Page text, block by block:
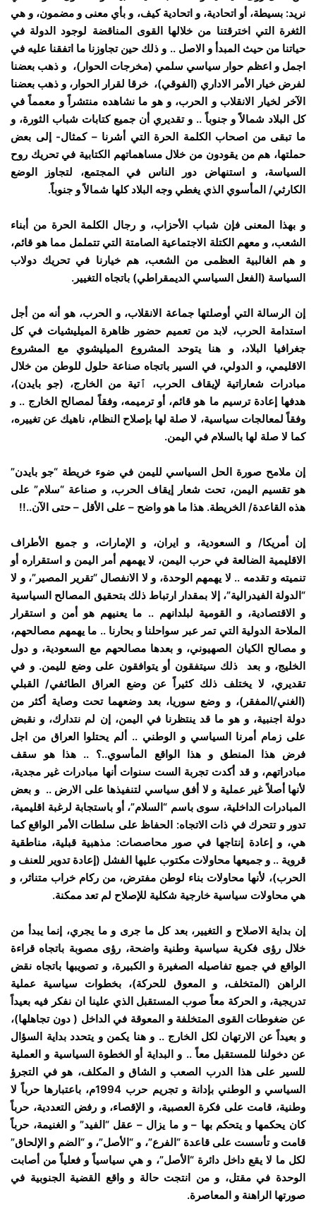
نريد: بسيطة، أو اتحادية، و اتحادية كيف، و بأي معنى و مضمون، و هي
الثغرة التي اخترقتنا من خلالها القوى المناقضة لوجود الدولة في
حياتنا من حيث المبدأ و الاصل .. و ذلك حين تجاوزنا ما اتفقنا عليه في
اجمل و اعظم حوار سياسي سلمي (مخرجات الحوار)، و ذهب بعضنا
لفرض خيار الأمر الاداري (الفوقي)، خرقا لقرار الحوار، و ذهب بعضنا
الآخر لخيار الانقلاب و الحرب، و هو ما نشاهده منتشراً و معمماً في
كل البلاد شمالاً و جنوباً .. و تقديري أن جميع كتابات شباب الثورة، و
ما تبقى من اصحاب الكلمة الحرة التي أشرنا – كمثال- إلى بعض
حملتها، هم من يقودون من خلال مساهماتهم الكتابية في تحريك روح
السياسة، و استنهاض دور الناس في المجتمع، لتجاوز الوضع
الكارثي/ المأسوي الذي يغطي وجه البلاد كلها شمالاً و جنوباً.
و بهذا المعنى فإن شباب الأحزاب، و رجال الكلمة الحرة من أبناء
الشعب، و معهم الكتلة الاجتماعية الصامتة التي تتململ مما هو قائم،
و هم الغالبية العظمى من الشعب، هم خيارنا في تحريك دولاب
السياسة (الفعل السياسي الديمقراطي) باتجاه التغيير.
إن الرسالة التي أوصلتها جماعة الانقلاب، و الحرب، هو أنه من أجل
استدامة الحرب، لابد من تعميم حضور ظاهرة الميليشيات في كل
جغرافيا البلاد، و هنا يتوحد المشروع الميليشوي مع المشروع
الاقليمي، و الدولي، في السير باتجاه صناعة حلول للوطن من خلال
مبادرات شعاراتية لإيقاف الحرب، ٱتية من الخارج، (جو بايدن)،
هدفها إعادة ترسيم ما هو قائم، أو ترميمه، وفقاً لمصالح الخارج .. و
وفقاً لمعالجات سياسية، لا صلة لها بإصلاح النظام، ناهيك عن تغييره،
كما لا صلة لها بالسلام في اليمن.
إن ملامح صورة الحل السياسي لليمن في ضوء خريطة “جو بايدن”
هو تقسيم اليمن، تحت شعار إيقاف الحرب، و صناعة “سلام” على
هذه القاعدة/ الخريطة. هذا ما هو واضح – على الأقل – حتى الآن..!!
إن أمريكا/ و السعودية، و ايران، و الإمارات، و جميع الأطراف
الاقليمية الضالعة في حرب اليمن، لا يهمهم أمر اليمن و استقراره أو
تنميته و تقدمه .. لا يهمهم الوحدة، و لا الانفصال “تقرير المصير”، و لا
“الدولة الفيدرالية”، إلا بمقدار ارتباط ذلك بتحقيق المصالح السياسية
و الاقتصادية، و القومية لبلدانهم .. ما يعنيهم هو أمن و استقرار
الملاحة الدولية التي تمر عبر سواحلنا و بحارنا .. ما يهمهم مصالحهم،
و مصالح الكيان الصهيوني، و بعدها مصالحهم مع السعودية، و دول
الخليج، و بعد ذلك سيتفقون أو يتوافقون على وضع لليمن. و في
تقديري، لا يختلف ذلك كثيراً عن وضع العراق الطائفي/ القبلي
(الغني/المفقر)، و وضع سوريا، بعد وضعهما تحت وصاية أكثر من
دولة اجنبية، و هو ما قد ينتظرنا في اليمن، إن لم نتدارك، و نقبض
على زمام أمرنا السياسي و الوطني .. ألم يحتلوا العراق من اجل
فرض هذا المنطق و هذا الواقع المأسوي..؟ .. هذا هو سقف
مبادراتهم، و قد أكدت تجربة الست سنوات أنها مبادرات غير مجدية،
لأنها أصلاً غير عملية و لا أفق سياسي لتنفيذها على الارض .. و بعض
المبادرات الداخلية، سوى باسم “السلام”، أو باستجابة لرغبة اقليمية،
تدور و تتحرك في ذات الاتجاه: الحفاظ على سلطات الأمر الواقع كما
هي، و إعادة إنتاجها في صور محاصصات: مذهبية قبلية، مناطقية
قروية .. و جميعها محاولات مكتوب عليها الفشل (إعادة تدوير للعنف و
الحرب)، لأنها محاولات بناء لوطن مفترض، من ركام خراب متناثر، و
هي محاولات سياسية خارجية شكلية للإصلاح لم تعد ممكنة.
إن بداية الاصلاح و التغيير، بعد كل ما جرى و ما يجري، إنما يبدأ من
خلال رؤى فكرية سياسية وطنية واضحة، رؤى مصوبة باتجاه قراءة
الواقع في جميع تفاصيله الصغيرة و الكبيرة، و تصويبها باتجاه نقض
الراهن (المتخلف، و المعوق للحركة)، بخطوات سياسية عملية
تدريجية، و الحركة معاً صوب المستقبل الذي علينا ان نفكر فيه بعيداً
عن ضغوطات القوى المتخلفة و المعوقة في الداخل ( دون تجاهلها)،
و بعيداً عن الارتهان لكل الخارج .. و هنا يكمن و يتحدد بداية السؤال
عن دخولنا للمستقبل معاً .. و البداية أو الخطوة السياسية و العملية
للسير على هذا الدرب الصعب و الشاق و المكلف، هو في التجرؤ
السياسي و الوطني بإدانة و تجريم حرب 1994م، باعتبارها حرباً لا
وطنية، قامت على فكرة العصبية، و الإقصاء، و رفض التعددية، حرباً
كان يحكمها و يتحكم بها – و ما يزال – عقل “الفيد” و الغنيمة، حرباً
قامت و تأسست على قاعدة “الفرع”، و “الأصل”، و “الضم و الإلحاق”
لكل ما لا يقع داخل دائرة “الأصل”، و هي سياسياً و فعلياً من أصابت
الوحدة في مقتل، و من انتجت حالة و واقع القضية الجنوبية في
صورتها الراهنة و المعاصرة.